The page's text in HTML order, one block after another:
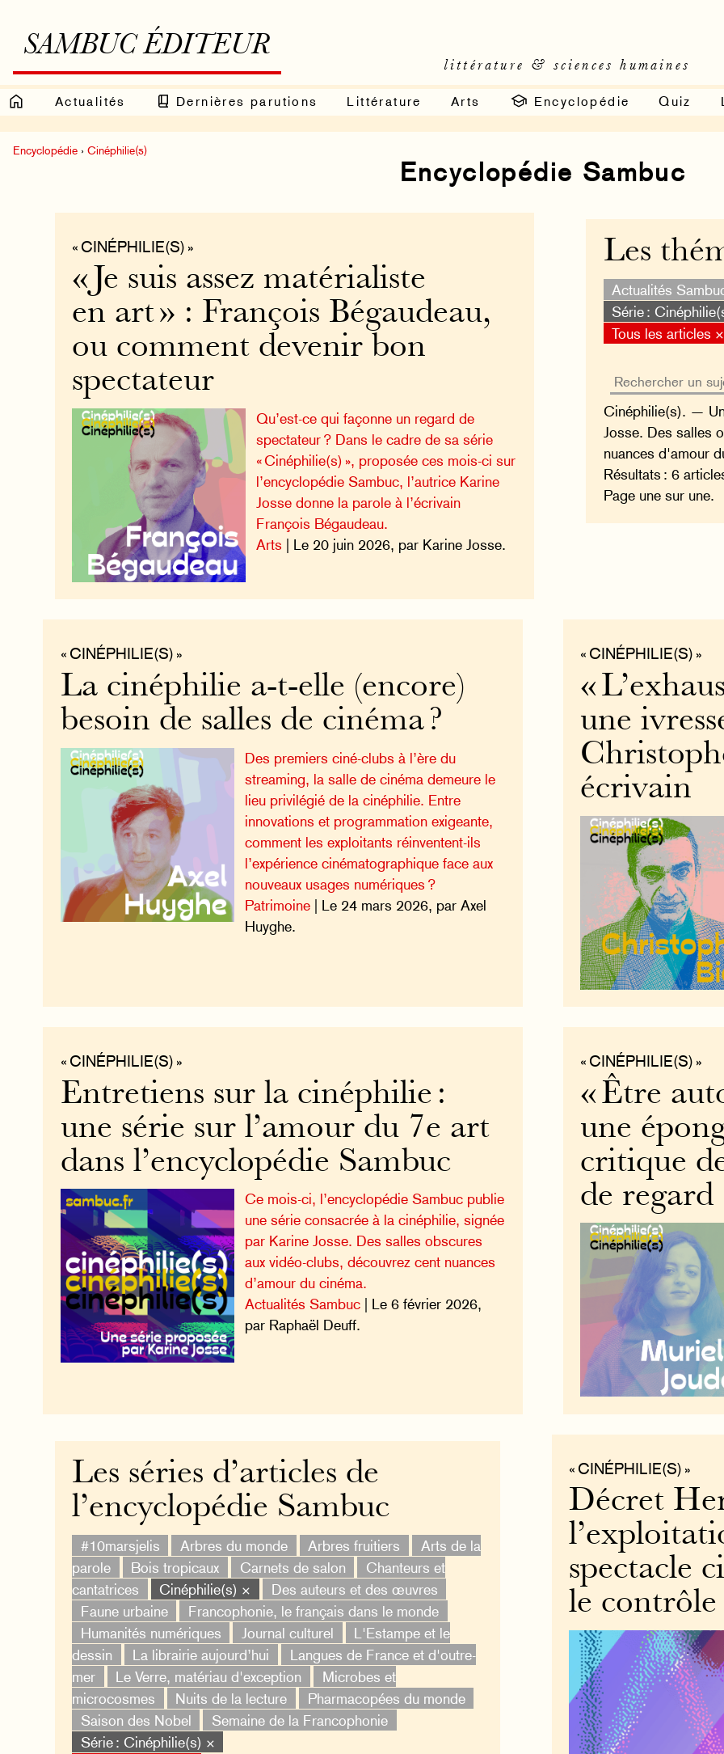
SAMBUC ÉDITEUR
littérature & sciences humaines
Actualités Dernières parutions Littérature Arts Encyclopédie Quiz
Encyclopédie › Cinéphilie(s)
Encyclopédie Sambuc
Les
Actualités
Série :
Tous les articles ×
Cinéphilie(s). —
Josse. Des salles
nuances d'amour
Résultats : 6
Page une sur une.
« CINÉPHILIE(S) »
« Je suis assez matérialiste
en art » : François Bégaudeau,
ou comment devenir bon
spectateur
Qu’est-ce qui façonne un regard de
spectateur ? Dans le cadre de sa série
« Cinéphilie(s) », proposée ces mois-ci sur
l’encyclopédie Sambuc, l’autrice Karine
Josse donne la parole à l’écrivain
François Bégaudeau.
Arts | Le 20 juin 2026, par Karine Josse.
« CINÉPHILIE(S) »
«
une
écrivain
« CINÉPHILIE(S) »
La cinéphilie a-t-elle (encore)
besoin de salles de cinéma ?
Des premiers ciné-clubs à l’ère du
streaming, la salle de cinéma demeure le
lieu privilégié de la cinéphilie. Entre
innovations et programmation exigeante,
comment les exploitants réinventent-ils
l’expérience cinématographique face aux
nouveaux usages numériques ?
Patrimoine | Le 24 mars 2026, par Axel
Huyghe.
« CINÉPHILIE(S) »
« Être
une
critique
de regard
« CINÉPHILIE(S) »
Entretiens sur la cinéphilie :
une série sur l’amour du 7e art
dans l’encyclopédie Sambuc
Ce mois-ci, l’encyclopédie Sambuc publie
une série consacrée à la cinéphilie, signée
par Karine Josse. Des salles obscures
aux vidéo-clubs, découvrez cent nuances
d’amour du cinéma.
Actualités Sambuc | Le 6 février 2026,
par Raphaël Deuff.
« CINÉPHILIE(S) »
Décret
spectacle
le contrôle
Les séries d’articles de
l’encyclopédie Sambuc
#10marsjelis Arbres du monde Arbres fruitiers
Arts de la
parole
Bois tropicaux Carnets de salon
Chanteurs et
cantatrices
Cinéphilie(s) ×
Des auteurs et des œuvres
Faune urbaine
Francophonie, le français dans le monde
Humanités numériques
Journal culturel
L'Estampe et le
dessin
La librairie aujourd’hui
Langues de France et d'outre-
mer
Le Verre, matériau d'exception
Microbes et
microcosmes
Nuits de la lecture
Pharmacopées du monde
Saison des Nobel
Semaine de la Francophonie
Série : Cinéphilie(s) ×